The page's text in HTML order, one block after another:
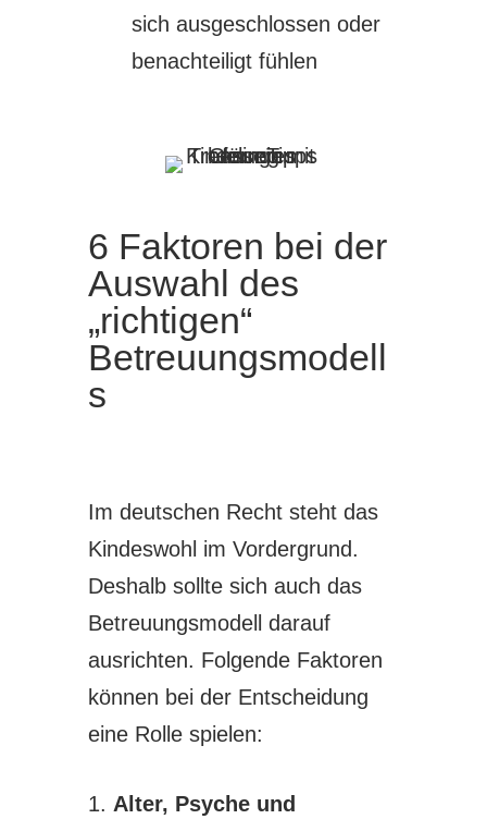
sich ausgeschlossen oder
benachteiligt fühlen
6 Faktoren bei der
Auswahl des
„richtigen“
Betreuungsmodell
s
Im deutschen Recht steht das
Kindeswohl im Vordergrund.
Deshalb sollte sich auch das
Betreuungsmodell darauf
ausrichten. Folgende Faktoren
können bei der Entscheidung
eine Rolle spielen:
Alter, Psyche und